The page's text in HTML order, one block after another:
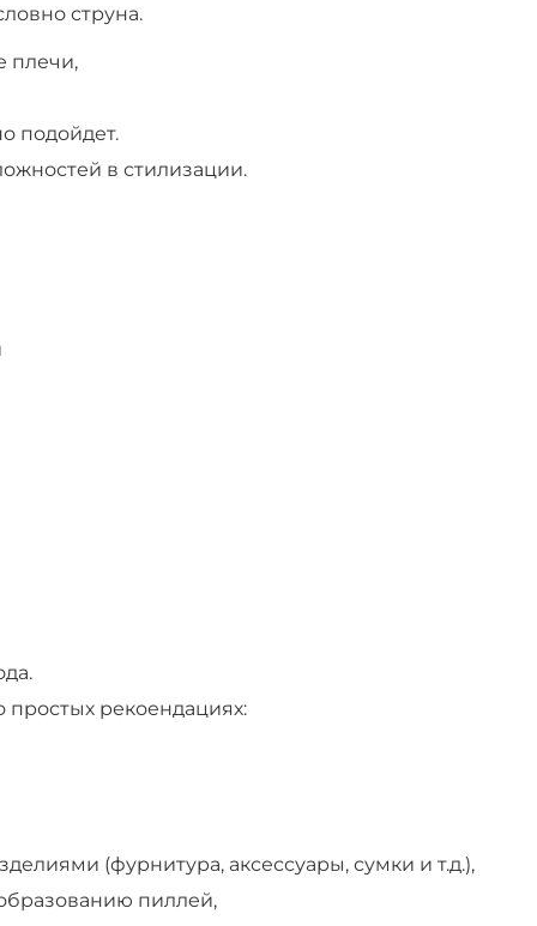
струна.
плечи,
подойдет.
в стилизации.
простых рекоендациях:
(фурнитура, аксессуары, сумки и т.д.),
пиллей,